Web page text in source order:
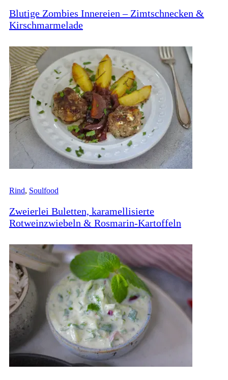
Blutige Zombies Innereien – Zimtschnecken &
Kirschmarmelade
Rind, Soulfood
Zweierlei Buletten, karamellisierte
Rotweinzwiebeln & Rosmarin-Kartoffeln